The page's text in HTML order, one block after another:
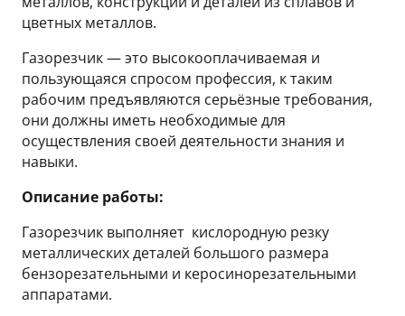
цветных металлов.
Газорезчик — это высокооплачиваемая и
пользующаяся спросом профессия, к таким
рабочим предъявляются серьёзные требования,
они должны иметь необходимые для
осуществления своей деятельности знания и
навыки.
Описание работы:
Газорезчик выполняет кислородную резку
металлических деталей большого размера
бензорезательными и керосинорезательными
аппаратами.